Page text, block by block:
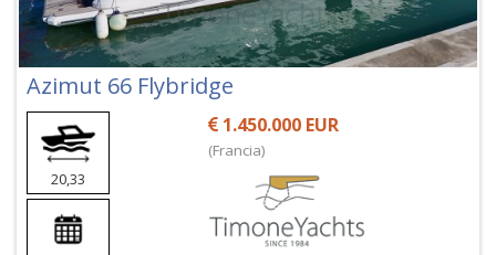
Azimut 66 Flybridge
20,33
1.450.000 EUR
(Francia)